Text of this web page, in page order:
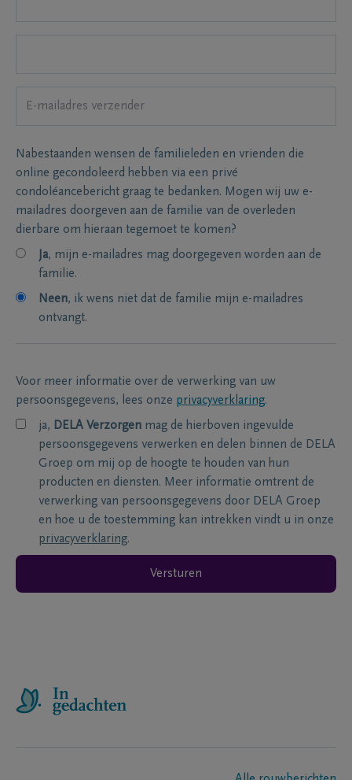
Nabestaanden wensen de familieleden en vrienden die
online gecondoleerd hebben via een privé
condoléancebericht graag te bedanken. Mogen wij uw e-
mailadres doorgeven aan de familie van de overleden
dierbare om hieraan tegemoet te komen?
Ja, mijn e-mailadres mag doorgegeven worden aan de
familie.
Neen, ik wens niet dat de familie mijn e-mailadres
ontvangt.
Voor meer informatie over de verwerking van uw
persoonsgegevens, lees onze privacyverklaring.
ja, DELA Verzorgen mag de hierboven ingevulde
persoonsgegevens verwerken en delen binnen de DELA
Groep om mij op de hoogte te houden van hun
producten en diensten. Meer informatie omtrent de
verwerking van persoonsgegevens door DELA Groep
en hoe u de toestemming kan intrekken vindt u in onze
privacyverklaring.
Versturen